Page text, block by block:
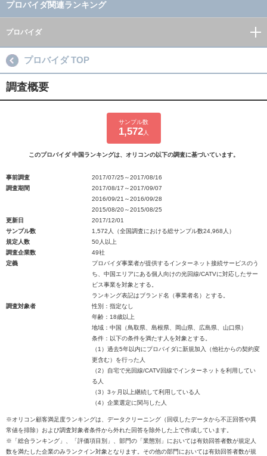
プロバイダ関連ランキング
プロバイダ
プロバイダ TOP
調査概要
サンプル数
1,572人
このプロバイダ 中国ランキングは、オリコンの以下の調査に基づいています。
事前調査
2017/07/25～2017/08/16
調査期間
2017/08/17～2017/09/07
2016/09/21～2016/09/28
2015/08/20～2015/08/25
更新日
2017/12/01
サンプル数
1,572人（全国調査における総サンプル数24,968人）
規定人数
50人以上
調査企業数
49社
定義
プロバイダ事業者が提供するインターネット接続サービスのう
ち、中国エリアにある個人向けの光回線/CATVに対応したサー
ビス事業を対象とする。
ランキング表記はブランド名（事業者名）とする。
調査対象者
性別：指定なし
年齢：18歳以上
地域：中国（鳥取県、島根県、岡山県、広島県、山口県）
条件：以下の条件を満たす人を対象とする。
（1）過去5年以内にプロバイダに新規加入（他社からの契約変
更含む）を行った人
（2）自宅で光回線/CATV回線でインターネットを利用してい
る人
（3）3ヶ月以上継続して利用している人
（4）企業選定に関与した人
※オリコン顧客満足度ランキングは、データクリーニング（回収したデータから不正回答や異
常値を排除）および調査対象者条件から外れた回答を除外した上で作成しています。
※「総合ランキング」、「評価項目別」、部門の「業態別」においては有効回答者数が規定人
数を満たした企業のみランクイン対象となります。その他の部門においては有効回答者数が規